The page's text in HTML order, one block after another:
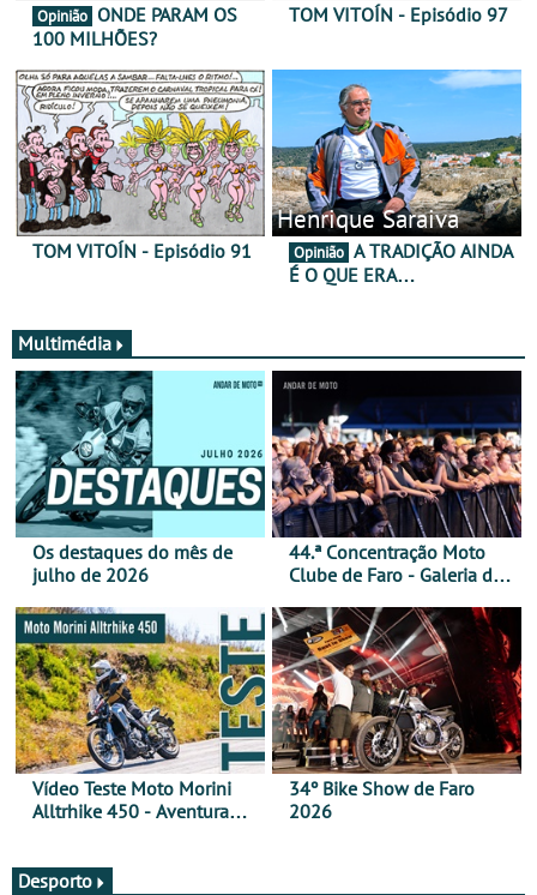
Opinião
100 MILHÕES?
TOM VITOÍN - Episódio 97
TOM VITOÍN - Episódio 91
Henrique Saraiva
Opinião
É O QUE ERA…
Multimédia
Os destaques do mês de
julho de 2026
44.ª Concentração Moto
Clube de Faro - Galeria de
Vídeo Teste Moto Morini
Alltrhike 450 - Aventura
34º Bike Show de Faro
2026
Desporto